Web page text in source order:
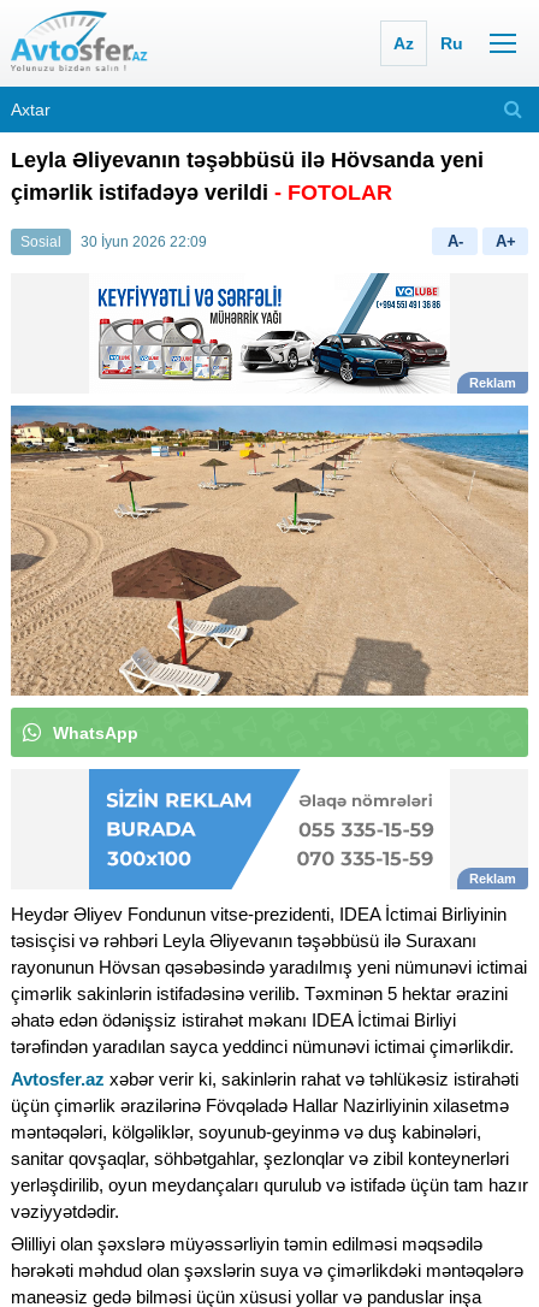
Az Ru
Leyla Əliyevanın təşəbbüsü ilə Hövsanda yeni
çimərlik istifadəyə verildi - FOTOLAR
Sosial 30 İyun 2026 22:09 A- A+
WhatsApp
Heydər Əliyev Fondunun vitse-prezidenti, IDEA İctimai Birliyinin
təsisçisi və rəhbəri Leyla Əliyevanın təşəbbüsü ilə Suraxanı
rayonunun Hövsan qəsəbəsində yaradılmış yeni nümunəvi ictimai
çimərlik sakinlərin istifadəsinə verilib. Təxminən 5 hektar ərazini
əhatə edən ödənişsiz istirahət məkanı IDEA İctimai Birliyi
tərəfindən yaradılan sayca yeddinci nümunəvi ictimai çimərlikdir.
Avtosfer.az xəbər verir ki, sakinlərin rahat və təhlükəsiz istirahəti
üçün çimərlik ərazilərinə Fövqəladə Hallar Nazirliyinin xilasetmə
məntəqələri, kölgəliklər, soyunub-geyinmə və duş kabinələri,
sanitar qovşaqlar, söhbətgahlar, şezlonqlar və zibil konteynerləri
yerləşdirilib, oyun meydançaları qurulub və istifadə üçün tam hazır
vəziyyətdədir.
Əlilliyi olan şəxslərə müyəssərliyin təmin edilməsi məqsədilə
hərəkəti məhdud olan şəxslərin suya və çimərlikdəki məntəqələrə
maneəsiz gedə bilməsi üçün xüsusi yollar və panduslar inşa